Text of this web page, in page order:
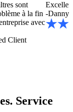
sont
à la fin
avec
Client
-Danny
Service